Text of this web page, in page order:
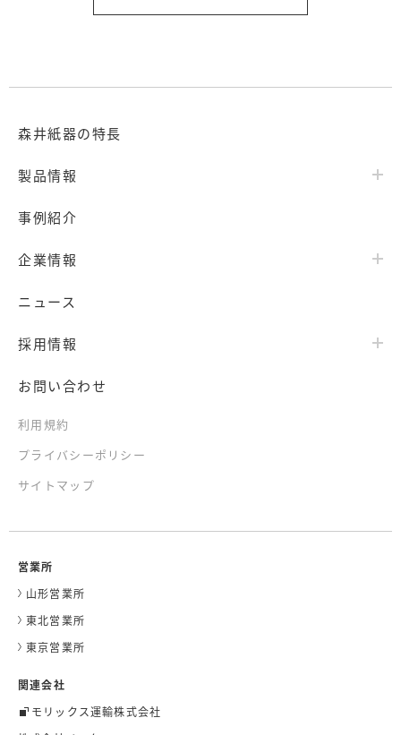
森井紙器の特長
製品情報
事例紹介
企業情報
ニュース
採用情報
お問い合わせ
利用規約
プライバシーポリシー
サイトマップ
営業所
山形営業所
東北営業所
東京営業所
関連会社
モリックス運輸株式会社